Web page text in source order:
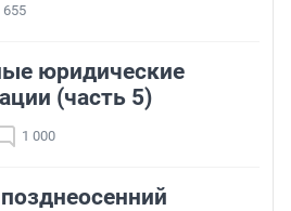
655
юридические
(часть 5)
1 000